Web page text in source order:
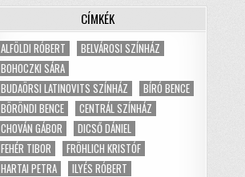
CÍMKÉK
ALFÖLDI RÓBERT
BELVÁROSI SZÍNHÁZ
BOHOCZKI SÁRA
BUDAÖRSI LATINOVITS SZÍNHÁZ
BÍRÓ BENCE
BÖRÖNDI BENCE
CENTRÁL SZÍNHÁZ
CHOVÁN GÁBOR
DICSŐ DÁNIEL
FEHÉR TIBOR
FRÖHLICH KRISTÓF
HARTAI PETRA
ILYÉS RÓBERT